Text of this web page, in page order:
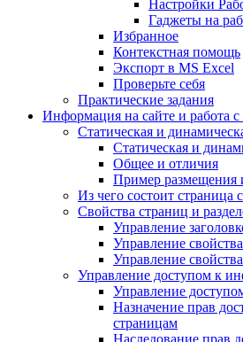
Настройки
Гаджеты на
Избранное
Контекстная помощь
Экспорт в MS Excel
Проверьте себя
Практические задания
Информация на сайте и работа с
Статическая и
Статическая и
Общее и отличия
Пример размещения
Из чего состоит страница
Свойства страниц и
Управление
Управление
Управление
Управление доступом к
Управление
Назначение прав
страницам
Наследование прав